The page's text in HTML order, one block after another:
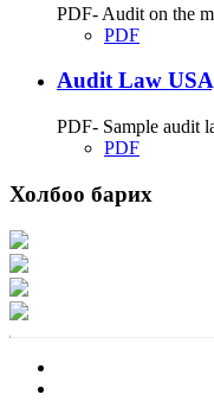
PDF- Audit on the
PDF
Audit Law
PDF- Sample audit
PDF
Холбоо барих